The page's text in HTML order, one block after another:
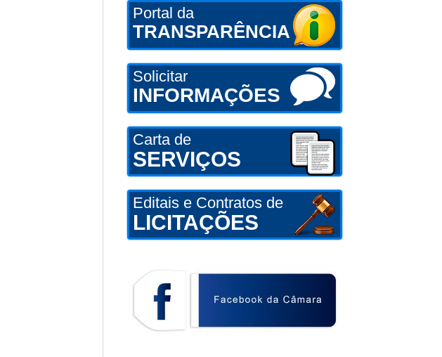
Portal da
TRANSPARÊNCIA
Solicitar
INFORMAÇÕES
Carta de
SERVIÇOS
Editais e Contratos de
LICITAÇÕES